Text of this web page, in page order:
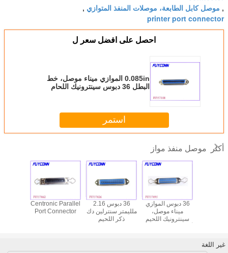
, موصل كابل الطابعة، موصلات المنفذ المتوازي ,
printer port connector
احصل على افضل سعر ل
0.085in الموازي ميناء موصل، خط
البطل 36 دبوس سينترونيك اللحام
استمر
أكثر موصل منفذ مواز
Centronic Parallel
Port Connector
36 دبوس 2.16
ملليمتر سنترلين دك
ذكر اللحيم
36 دبوس الموازي
ميناء موصل،
سينترونيك اللحيم
غير اللغة